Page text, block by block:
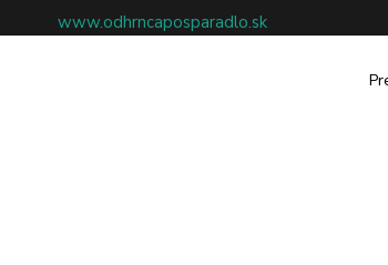
www.odhrncaposparadlo.sk